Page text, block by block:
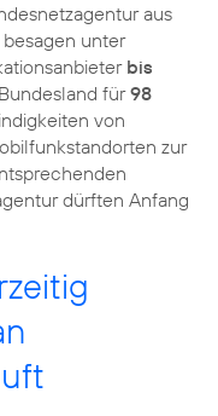
aus
unter
bis
für98
von
zur
dürften Anfang